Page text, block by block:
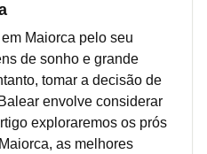
Maiorca pelo seu
de sonho e grande
tomar a decisão de
envolve considerar
exploraremos os prós
as melhores